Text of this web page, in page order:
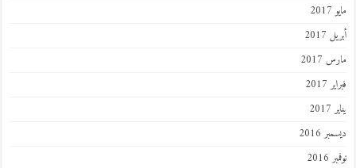
مايو 2017
أبريل 2017
مارس 2017
فبراير 2017
يناير 2017
ديسمبر 2016
نوفمبر 2016